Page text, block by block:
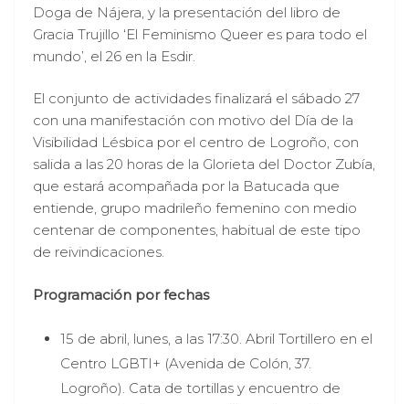
Doga de Nájera, y la presentación del libro de
Gracia Trujillo ‘El Feminismo Queer es para todo el
mundo’, el 26 en la Esdir.
El conjunto de actividades finalizará el sábado 27
con una manifestación con motivo del Día de la
Visibilidad Lésbica por el centro de Logroño, con
salida a las 20 horas de la Glorieta del Doctor Zubía,
que estará acompañada por la Batucada que
entiende, grupo madrileño femenino con medio
centenar de componentes, habitual de este tipo
de reivindicaciones.
Programación por fechas
15 de abril, lunes, a las 17:30. Abril Tortillero en el
Centro LGBTI+ (Avenida de Colón, 37.
Logroño). Cata de tortillas y encuentro de